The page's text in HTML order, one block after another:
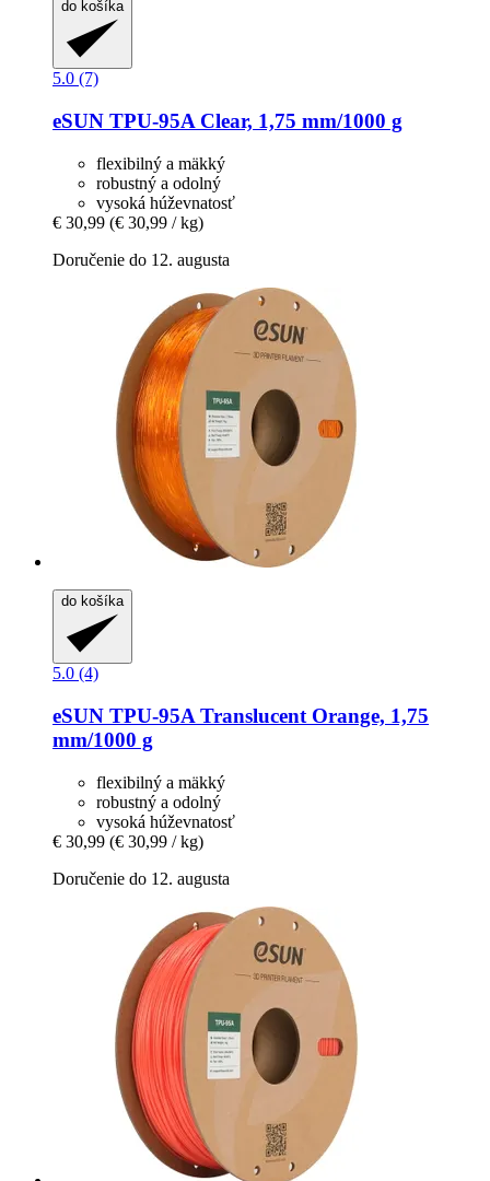
do košíka
5.0 (7)
eSUN TPU-​95A Clear, 1,75 mm/1000 g
flexibilný a mäkký
robustný a odolný
vysoká húževnatosť
€ 30,99 (€ 30,99 / kg)
Doručenie do 12. augusta
do košíka
5.0 (4)
eSUN TPU-​95A Translucent Orange, 1,75
mm/1000 g
flexibilný a mäkký
robustný a odolný
vysoká húževnatosť
€ 30,99 (€ 30,99 / kg)
Doručenie do 12. augusta